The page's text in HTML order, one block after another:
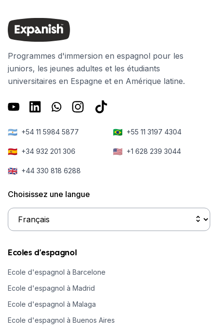
Programmes d'immersion en espagnol pour les
juniors, les jeunes adultes et les étudiants
universitaires en Espagne et en Amérique latine.
🇦🇷 +54 11 5984 5877 🇧🇷 +55 11 3197 4304
🇪🇸 +34 932 201 306 🇺🇸 +1 628 239 3044
🇬🇧 +44 330 818 6288
Choisissez une langue
Ecoles d'espagnol
Ecole d'espagnol à Barcelone
Ecole d'espagnol à Madrid
Ecole d'espagnol à Malaga
Ecole d'espagnol à Buenos Aires